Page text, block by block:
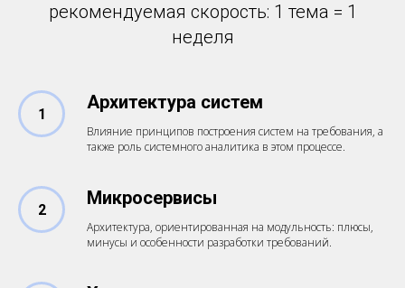
рекомендуемая скорость: 1 тема = 1
неделя
1
Архитектура систем
Влияние принципов построения систем на требования, а
также роль системного аналитика в этом процессе.
2
Микросервисы
Архитектура, ориентированная на модульность: плюсы,
минусы и особенности разработки требований.